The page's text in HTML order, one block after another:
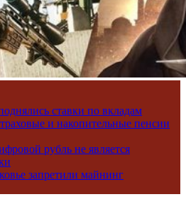
ставки по вкладам
и накопительные пенсии
рубль не является
запретили майнинг